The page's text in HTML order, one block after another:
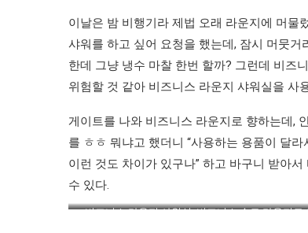
이날은 밤 비행기라 제법 오래 라운지에 머물
샤워를 하고 싶어 요청을 했는데, 잠시 머뭇거
한데 그냥 냉수 마찰 한번 할까? 그런데 비즈
위험할 것 같아 비즈니스 라운지 샤워실을 사
게이트를 나와 비즈니스 라운지로 향하는데,
를 ㅎㅎ 뭐냐고 했더니 “사용하는 용품이 달
이런 것도 차이가 있구나” 하고 바구니 받아
수 있다.
비즈니스 라운지 샤워실. 비즈니스 수트 라운지도